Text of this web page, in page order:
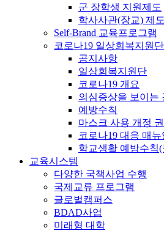
군 장학생 지원제도
학사사관(장교) 제도
Self-Brand 교육프로그램
코로나19 일상회복지원단
공지사항
일상회복지원단
코로나19 개요
의심증상을 보이는
예방수칙
마스크 사용 개정
코로나19 대응 매뉴
학교생활 예방수칙
교육시스템
다양한 국책사업 수행
국제교류 프로그램
글로벌캠퍼스
BDAD사업
미래형 대학